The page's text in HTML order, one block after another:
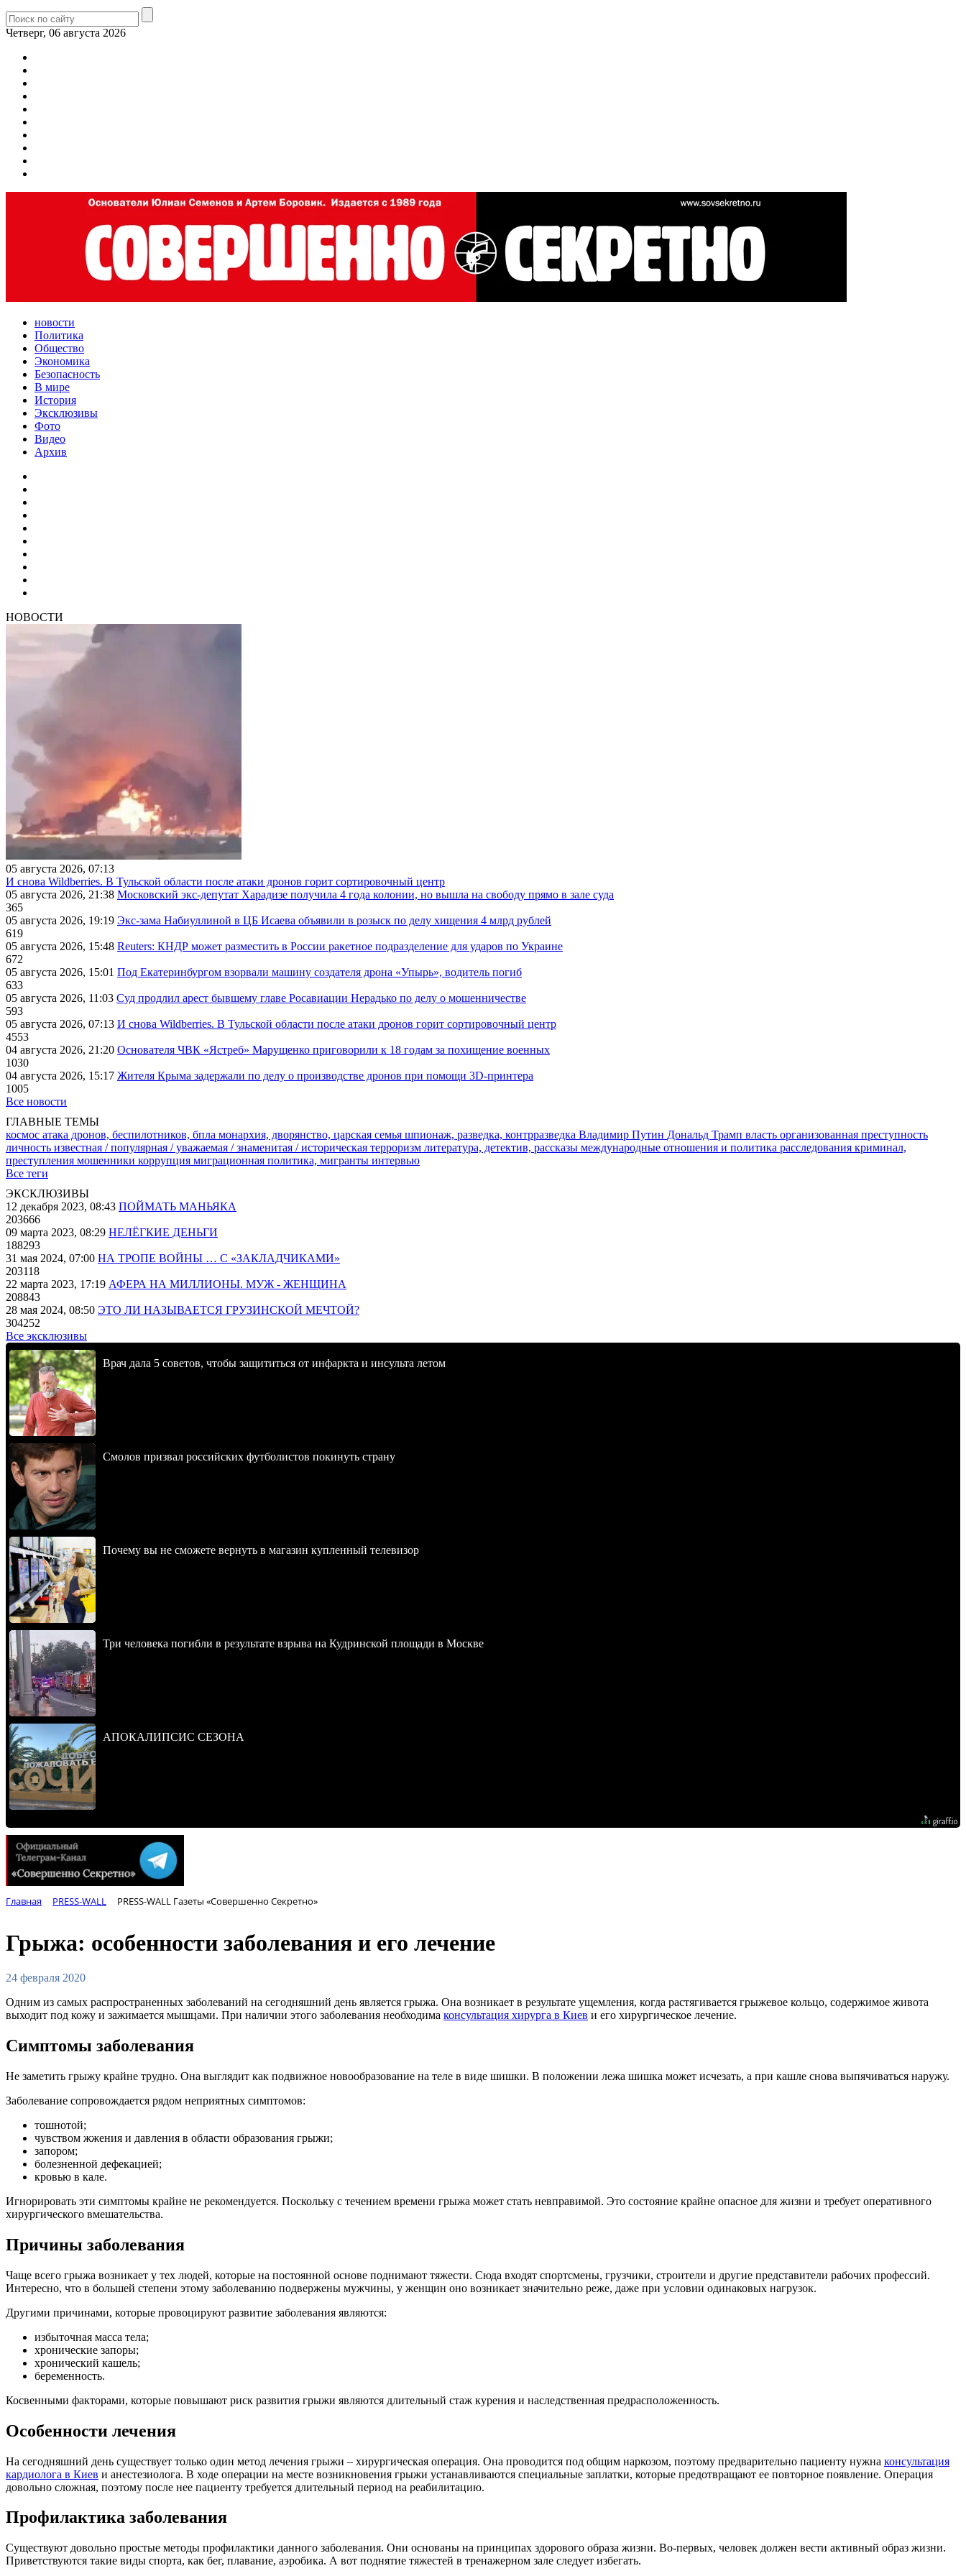
Четверг, 06 августа 2026
новости
Политика
Общество
Экономика
Безопасность
В мире
История
Эксклюзивы
Фото
Видео
Архив
НОВОСТИ
05 августа 2026, 07:13
И снова Wildberries. В Тульской области после атаки дронов горит сортировочный центр
05 августа 2026, 21:38 Московский экс-депутат Харадизе получила 4 года колонии, но вышла на свободу прямо в зале суда
365
05 августа 2026, 19:19 Экс-зама Набиуллиной в ЦБ Исаева объявили в розыск по делу хищения 4 млрд рублей
619
05 августа 2026, 15:48 Reuters: КНДР может разместить в России ракетное подразделение для ударов по Украине
672
05 августа 2026, 15:01 Под Екатеринбургом взорвали машину создателя дрона «Упырь», водитель погиб
633
05 августа 2026, 11:03 Суд продлил арест бывшему главе Росавиации Нерадько по делу о мошенничестве
593
05 августа 2026, 07:13 И снова Wildberries. В Тульской области после атаки дронов горит сортировочный центр
4553
04 августа 2026, 21:20 Основателя ЧВК «Ястреб» Марущенко приговорили к 18 годам за похищение военных
1030
04 августа 2026, 15:17 Жителя Крыма задержали по делу о производстве дронов при помощи 3D‑принтера
1005
Все новости
ГЛАВНЫЕ ТЕМЫ
космос атака дронов, беспилотников, бпла монархия, дворянство, царская семья шпионаж, разведка, контрразведка Владимир Путин Дональд Трамп власть организованная преступность
личность известная / популярная / уважаемая / знаменитая / историческая терроризм литература, детектив, рассказы международные отношения и политика расследования криминал,
преступления мошенники коррупция миграционная политика, мигранты интервью
Все теги
ЭКСКЛЮЗИВЫ
12 декабря 2023, 08:43 ПОЙМАТЬ МАНЬЯКА
203666
09 марта 2023, 08:29 НЕЛЁГКИЕ ДЕНЬГИ
188293
31 мая 2024, 07:00 НА ТРОПЕ ВОЙНЫ … С «ЗАКЛАДЧИКАМИ»
203118
22 марта 2023, 17:19 АФЕРА НА МИЛЛИОНЫ. МУЖ - ЖЕНЩИНА
208843
28 мая 2024, 08:50 ЭТО ЛИ НАЗЫВАЕТСЯ ГРУЗИНСКОЙ МЕЧТОЙ?
304252
Все эксклюзивы
Врач дала 5 советов, чтобы защититься от инфаркта и инсульта летом
Смолов призвал российских футболистов покинуть страну
Почему вы не сможете вернуть в магазин купленный телевизор
Три человека погибли в результате взрыва на Кудринской площади в Москве
АПОКАЛИПСИС СЕЗОНА
Главная PRESS-WALL PRESS-WALL Газеты «Совершенно Секретно»
Грыжа: особенности заболевания и его лечение
24 февраля 2020
Одним из самых распространенных заболеваний на сегодняшний день является грыжа. Она возникает в результате ущемления, когда растягивается грыжевое кольцо, содержимое живота
выходит под кожу и зажимается мышцами. При наличии этого заболевания необходима консультация хирурга в Киев и его хирургическое лечение.
Симптомы заболевания
Не заметить грыжу крайне трудно. Она выглядит как подвижное новообразование на теле в виде шишки. В положении лежа шишка может исчезать, а при кашле снова выпячиваться наружу.
Заболевание сопровождается рядом неприятных симптомов:
тошнотой;
чувством жжения и давления в области образования грыжи;
запором;
болезненной дефекацией;
кровью в кале.
Игнорировать эти симптомы крайне не рекомендуется. Поскольку с течением времени грыжа может стать невправимой. Это состояние крайне опасное для жизни и требует оперативного
хирургического вмешательства.
Причины заболевания
Чаще всего грыжа возникает у тех людей, которые на постоянной основе поднимают тяжести. Сюда входят спортсмены, грузчики, строители и другие представители рабочих профессий.
Интересно, что в большей степени этому заболеванию подвержены мужчины, у женщин оно возникает значительно реже, даже при условии одинаковых нагрузок.
Другими причинами, которые провоцируют развитие заболевания являются:
избыточная масса тела;
хронические запоры;
хронический кашель;
беременность.
Косвенными факторами, которые повышают риск развития грыжи являются длительный стаж курения и наследственная предрасположенность.
Особенности лечения
На сегодняшний день существует только один метод лечения грыжи – хирургическая операция. Она проводится под общим наркозом, поэтому предварительно пациенту нужна консультация
кардиолога в Киев и анестезиолога. В ходе операции на месте возникновения грыжи устанавливаются специальные заплатки, которые предотвращают ее повторное появление. Операция
довольно сложная, поэтому после нее пациенту требуется длительный период на реабилитацию.
Профилактика заболевания
Существуют довольно простые методы профилактики данного заболевания. Они основаны на принципах здорового образа жизни. Во-первых, человек должен вести активный образ жизни.
Приветствуются такие виды спорта, как бег, плавание, аэробика. А вот поднятие тяжестей в тренажерном зале следует избегать.